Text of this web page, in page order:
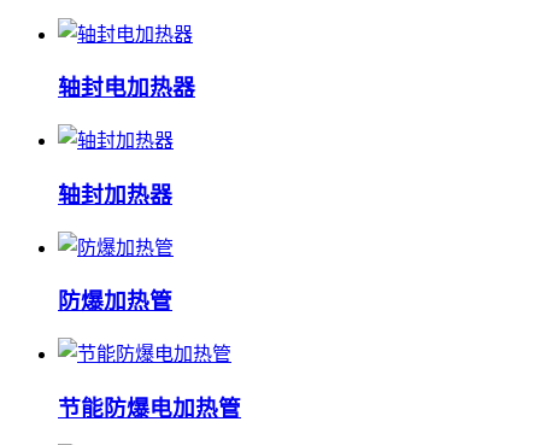
轴封电加热器
轴封加热器
防爆加热管
节能防爆电加热管